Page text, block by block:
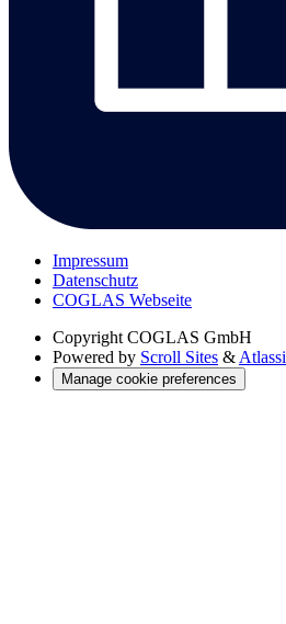
Impressum
Datenschutz
COGLAS Webseite
Copyright COGLAS GmbH
Powered by Scroll Sites &
Manage cookie preferences